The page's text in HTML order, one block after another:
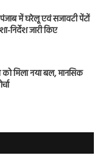
पंजाब में घरेलू एवं सजावटी पेंटों
निर्देश जारी किए
मिला नया बल, मानसिक